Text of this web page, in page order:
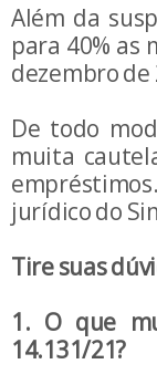
Além da
para 40% as
dezembro de
De todo
muita
jurídico do
Tire suas
1. O que
14.131/21?